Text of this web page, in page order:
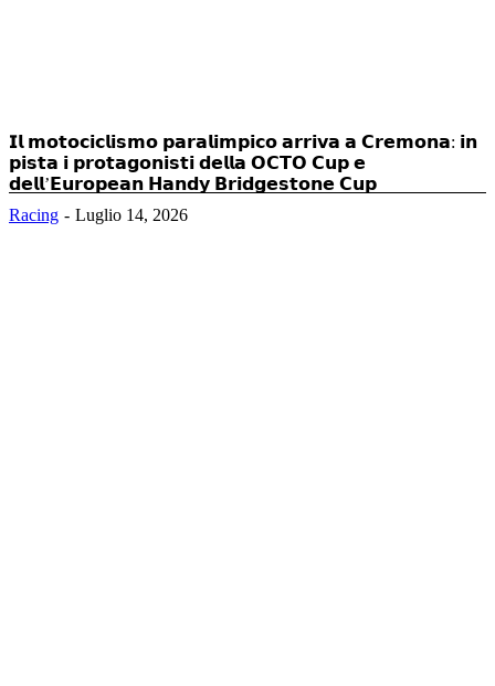
𝗜𝗹 𝗺𝗼𝘁𝗼𝗰𝗶𝗰𝗹𝗶𝘀𝗺𝗼 𝗽𝗮𝗿𝗮𝗹𝗶𝗺𝗽𝗶𝗰𝗼 𝗮𝗿𝗿𝗶𝘃𝗮 𝗮 𝗖𝗿𝗲𝗺𝗼𝗻𝗮: 𝗶𝗻
𝗽𝗶𝘀𝘁𝗮 𝗶 𝗽𝗿𝗼𝘁𝗮𝗴𝗼𝗻𝗶𝘀𝘁𝗶 𝗱𝗲𝗹𝗹𝗮 𝗢𝗖𝗧𝗢 𝗖𝘂𝗽 𝗲
𝗱𝗲𝗹𝗹’𝗘𝘂𝗿𝗼𝗽𝗲𝗮𝗻 𝗛𝗮𝗻𝗱𝘆 𝗕𝗿𝗶𝗱𝗴𝗲𝘀𝘁𝗼𝗻𝗲 𝗖𝘂𝗽
Racing
Luglio 14, 2026